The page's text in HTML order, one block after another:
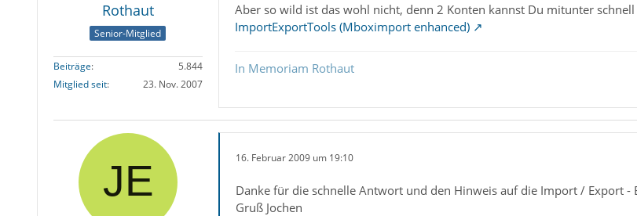
Rothaut
Senior-Mitglied
Beiträge
5.844
Mitglied seit
23. Nov. 2007
Aber so wild ist das wohl nicht, denn 2 Konten kannst Du mitunter
ImportExportTools (Mboximport enhanced)
In Memoriam Rothaut
16. Februar 2009 um 19:10
Danke für die schnelle Antwort und den Hinweis auf die Import / Export -
Gruß Jochen